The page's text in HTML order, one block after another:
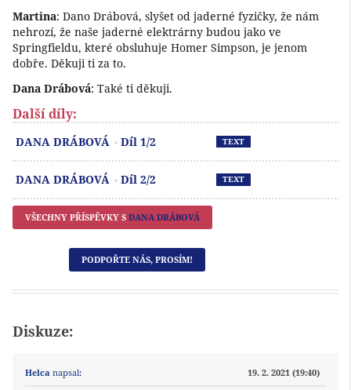
Martina: Dano Drábová, slyšet od jaderné fyzičky, že nám
nehrozí, že naše jaderné elektrárny budou jako ve
Springfieldu, které obsluhuje Homer Simpson, je jenom
dobře. Děkuji ti za to.
Dana Drábová: Také ti děkuji.
Další díly:
DANA DRÁBOVÁ Díl 1/2 TEXT
DANA DRÁBOVÁ Díl 2/2 TEXT
VŠECHNY PŘÍSPĚVKY S DANA DRÁBOVÁ
PODPOŘTE NÁS, PROSÍM!
Diskuze:
Helca napsal: 19. 2. 2021 (19:40)